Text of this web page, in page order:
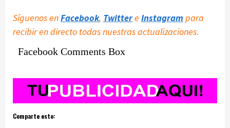
Síguenos enFacebook, Twittere Instagram para
recibir en directo todas nuestras actualizaciones.
Facebook Comments Box
Comparte esto: